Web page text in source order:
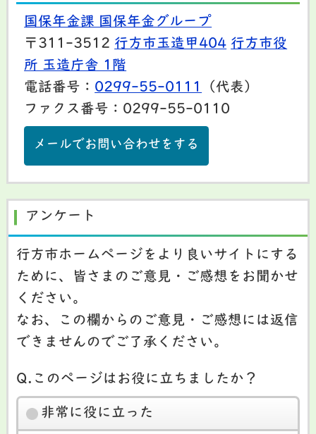
国保年金課 国保年金グループ
〒311-3512 行方市玉造甲404 行方市役
所 玉造庁舎 1階
電話番号： 0299-55-0111
（代表）
ファクス番号：0299-55-0110
メールでお問い合わせをする
アンケート
行方市ホームページをより良いサイトにする
ために、皆さまのご意見・ご感想をお聞かせ
ください。
なお、この欄からのご意見・ご感想には返信
できませんのでご了承ください。
Q.このページはお役に立ちましたか？
非常に役に立った